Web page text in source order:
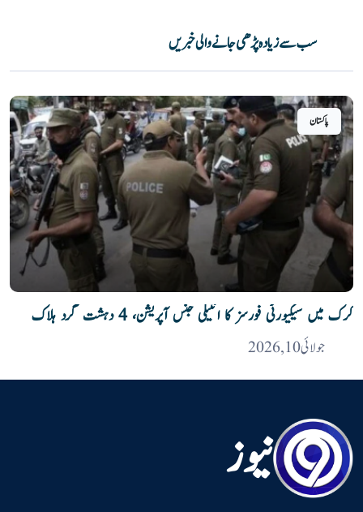
سب سے زیادہ پڑھی جانے والی خبریں
پاکستان
کرک میں سیکیورٹی فورسز کا انٹیلی جنس آپریشن، 4 دہشت گرد ہلاک
جولائی 10, 2026
نیوز